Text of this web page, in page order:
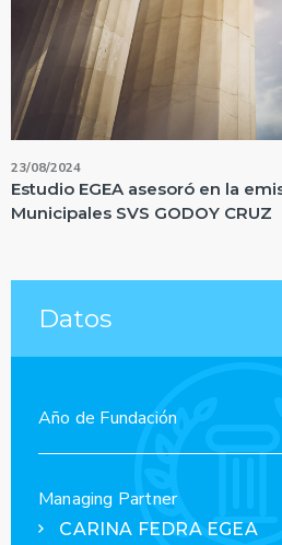
23/08/2024
Estudio EGEA asesoró en la
Municipales SVS GODOY CRUZ
Datos
Año de Fundación
Managing Partner
CARINA FEDRA EGEA